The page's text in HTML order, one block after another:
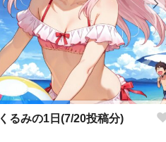
くるみの1日(7/20投稿分)